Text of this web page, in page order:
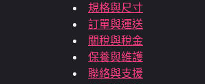
規格與尺寸
訂單與運送
關稅與稅金
保養與維護
聯絡與支援